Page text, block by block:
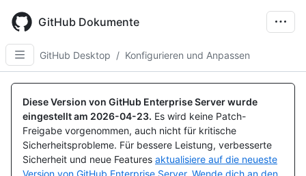
main
content
GitHub Dokumente
GitHub Desktop / Konfigurieren und Anpassen
Diese Version von GitHub Enterprise Server wurde
eingestellt am 2026-04-23. Es wird keine Patch-
Freigabe vorgenommen, auch nicht für kritische
Sicherheitsprobleme. Für bessere Leistung, verbesserte
Sicherheit und neue Features aktualisiere auf die neueste
Version von GitHub Enterprise Server. Wende dich an den